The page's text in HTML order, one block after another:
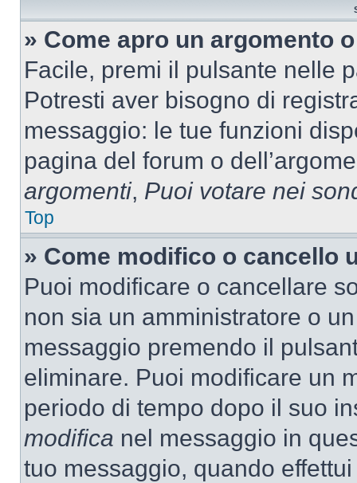
» Come apro un argomento
Facile, premi il pulsante nelle
Potresti aver bisogno di
messaggio: le tue funzioni
pagina del forum o
argomenti, Puoi votare nei
Top
» Come modifico o cancello
Puoi modificare o cancellare
non sia un amministratore o
messaggio premendo il
eliminare. Puoi modificare un
periodo di tempo dopo il suo
modifica nel messaggio in
tuo messaggio, quando